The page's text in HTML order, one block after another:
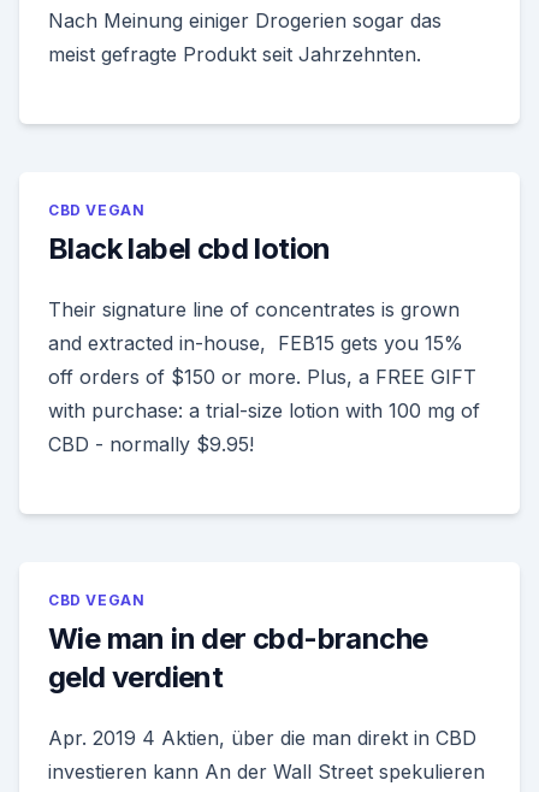
Nach Meinung einiger Drogerien sogar das
meist gefragte Produkt seit Jahrzehnten.
CBD VEGAN
Black label cbd lotion
Their signature line of concentrates is grown
and extracted in-house, FEB15 gets you 15%
off orders of $150 or more. Plus, a FREE GIFT
with purchase: a trial-size lotion with 100 mg of
CBD - normally $9.95!
CBD VEGAN
Wie man in der cbd-branche
geld verdient
Apr. 2019 4 Aktien, über die man direkt in CBD
investieren kann An der Wall Street spekulieren